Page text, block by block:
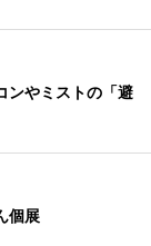
ンやミストの「避
個展